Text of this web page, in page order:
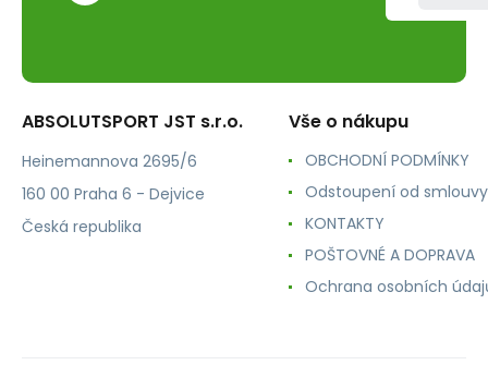
ABSOLUTSPORT JST s.r.o.
Heinemannova 2695/6
160 00 Praha 6 - Dejvice
Česká republika
Vše o nákupu
OBCHODNÍ PODMÍNKY
Odstoupení od smlouvy
KONTAKTY
POŠTOVNÉ A DOPRAVA
Ochrana osobních